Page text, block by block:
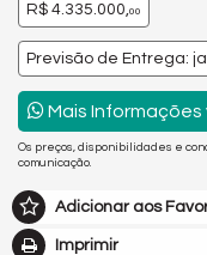
R$ 4.335.000,00
Previsão de Entrega:
Mais
Os preços, disponibilidades e
comunicação.
Adicionar aos
Imprimir